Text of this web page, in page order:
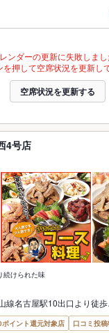
ンダーの更新に失敗しまし
押して空席状況を更新し
空席状況を更新する
4号店
続けられた味
線名古屋駅10出口より徒
ポイント還元対象店
口コミ投